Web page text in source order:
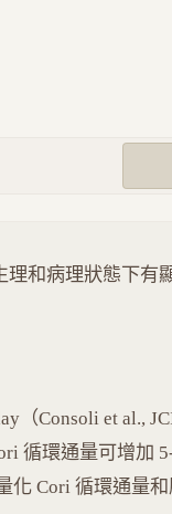
理和病理狀態下有
（Consoli et al.,
循環通量可增加
化 Cori 循環通量